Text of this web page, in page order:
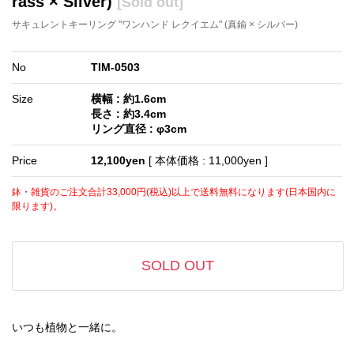
サキュレントキーリング "ワンハンド レクイエム" (真鍮 × シルバー)
No TIM-0503
Size
横幅 : 約1.6cm
長さ : 約3.4cm
リング直径 : φ3cm
Price 12,100yen [ 本体価格 : 11,000yen ]
鉢・雑貨のご注文合計33,000円(税込)以上で送料無料になります(日本国内に
限ります)。
SOLD OUT
いつも植物と一緒に。